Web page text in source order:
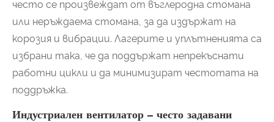
често се произвеждат от въглеродна стомана
или неръждаема стомана, за да издържат на
корозия и вибрации. Лагерите и уплътненията са
избрани така, че да поддържат непрекъснати
работни цикли и да минимизират честотата на
поддръжка.
Индустриален вентилатор – често задавани